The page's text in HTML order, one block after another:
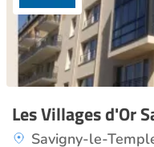
Les Villages d'Or
Savigny-le-